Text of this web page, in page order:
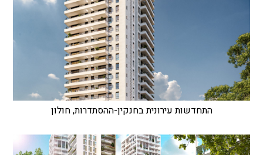
התחדשות עירונית בחנקין-ההסתדרות, חולון